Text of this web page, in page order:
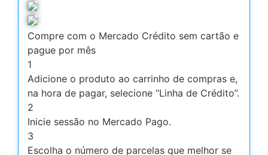
Compre com o Mercado Crédito sem cartão e
pague por mês
1
Adicione o produto ao carrinho de compras e,
na hora de pagar, selecione “Linha de Crédito”.
2
Inicie sessão no Mercado Pago.
3
Escolha o número de parcelas que melhor se